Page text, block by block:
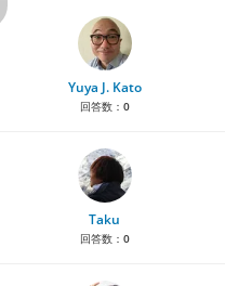
Yuya J. Kato
回答数： 0
Taku
回答数： 0